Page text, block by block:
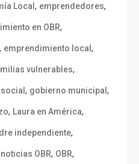
Local , emprendedores,
en OBR,
, emprendimiento local ,
vulnerables,
, gobierno municipal ,
, Laura en América,
independiente,
noticias OBR, OBR,